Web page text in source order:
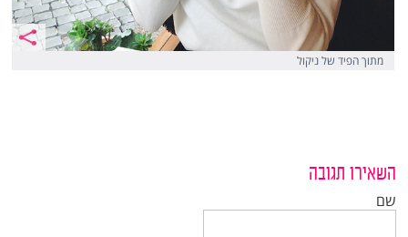
מתוך הפיד של ניקול
השאירו תגובה
שם